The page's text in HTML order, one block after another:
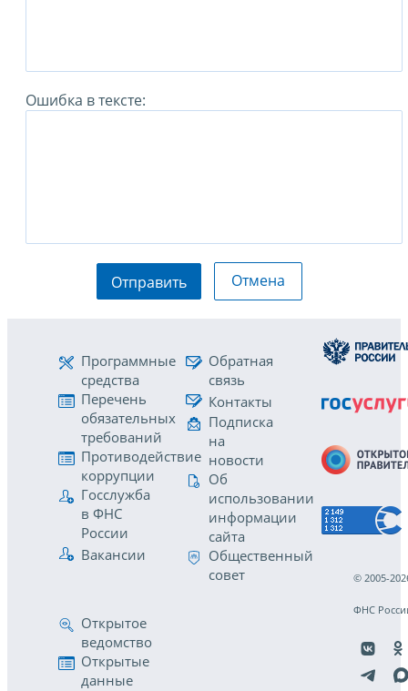
Ошибка в тексте:
Отправить Отмена
Программные
средства
Перечень
обязательных
требований
Противодействие
коррупции
Госслужба
в ФНС
России
Вакансии
Обратная
связь
Контакты
Подписка
на
новости
Об
использовании
информации
сайта
Общественный
совет
Открытое
ведомство
Открытые
данные
© 2005-
ФНС